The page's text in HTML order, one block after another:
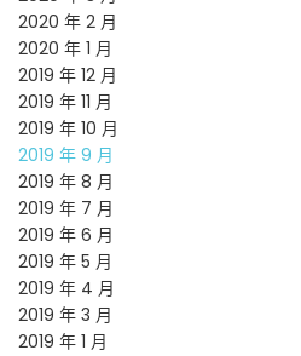
2020 年 2 月
2020 年 1 月
2019 年 12 月
2019 年 11 月
2019 年 10 月
2019 年 9 月
2019 年 8 月
2019 年 7 月
2019 年 6 月
2019 年 5 月
2019 年 4 月
2019 年 3 月
2019 年 1 月